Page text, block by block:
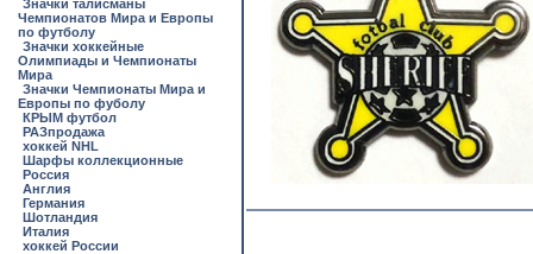
Значки талисманы
Чемпионатов Мира и Европы
по футболу
Значки хоккейные
Олимпиады и Чемпионаты
Мира
Значки Чемпионаты Мира и
Европы по фуболу
КРЫМ футбол
РАЗпродажа
хоккей NHL
Шарфы коллекционные
Россия
Англия
Германия
Шотландия
Италия
хоккей России